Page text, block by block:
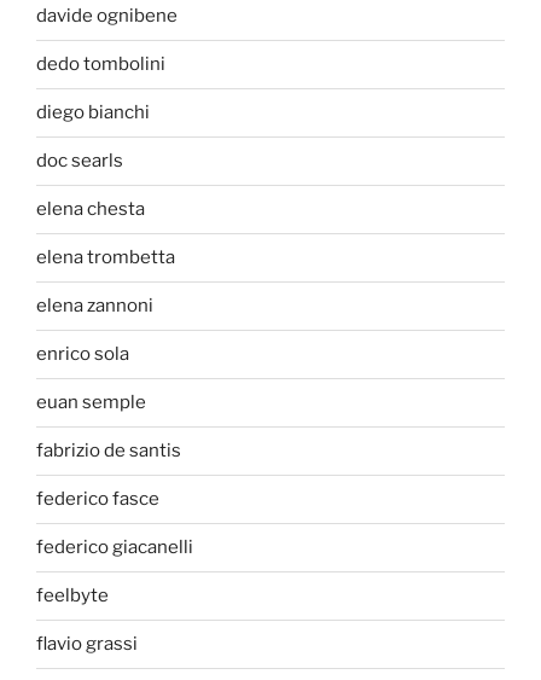
davide ognibene
dedo tombolini
diego bianchi
doc searls
elena chesta
elena trombetta
elena zannoni
enrico sola
euan semple
fabrizio de santis
federico fasce
federico giacanelli
feelbyte
flavio grassi